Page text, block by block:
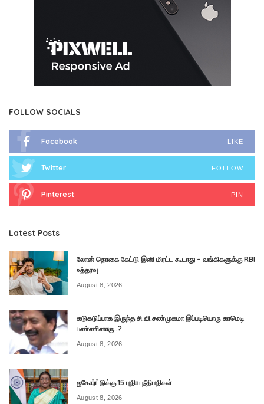
FOLLOW SOCIALS
Facebook LIKE
Twitter FOLLOW
Pinterest PIN
Latest Posts
லோன் தொகை கேட்டு இனி மிரட்ட கூடாது – வங்கிகளுக்கு RBI
உத்தரவு
August 8, 2026
கடுகடுப்பாக இருந்த சி.வி.சண்முகமா இப்படியொரு காமெடி
பண்ணினாரு..?
August 8, 2026
ஐகோர்ட்டுக்கு 15 புதிய நீதிபதிகள்
August 8, 2026